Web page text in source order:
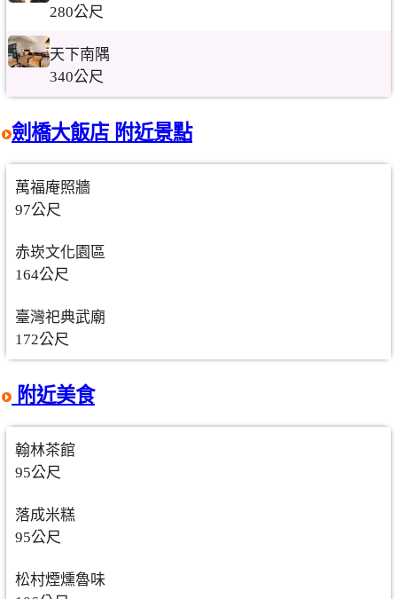
280公尺
天下南隅
340公尺
劍橋大飯店 附近景點
萬福庵照牆
97公尺
赤崁文化園區
164公尺
臺灣祀典武廟
172公尺
附近美食
翰林茶館
95公尺
落成米糕
95公尺
松村煙燻魯味